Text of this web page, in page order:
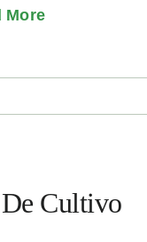
More
Cultivo